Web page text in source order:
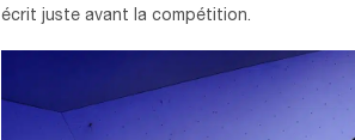
écrit juste avant la compétition.